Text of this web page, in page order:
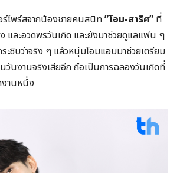
ไพร์สจากน้องชายคนสนิท”โอม-สาริศ” ที่
และอวดพรวันเกิด และยังมาช่วยดูแลแฟน ๆ
ะซิบว่าจริง ๆ แล้วหนุ่มโอมแอบมาช่วยเตรียม
นงานจริงเสียอีก ถือเป็นการฉลองวันเกิดที่
านหนึ่ง